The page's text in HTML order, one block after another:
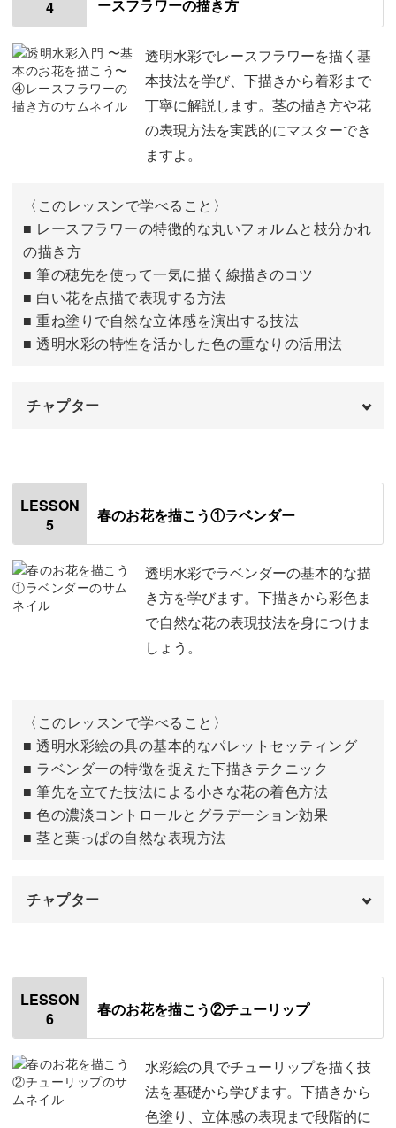
茎を描く
花を描く 09:12
4
ースフラワーの描き方
透明水彩でレースフラワーを描く基
本技法を学び、下描きから着彩まで
丁寧に解説します。茎の描き方や花
の表現方法を実践的にマスターでき
ますよ。
〈このレッスンで学べること〉
■ レースフラワーの特徴的な丸いフォルムと枝分かれ
の描き方
■ 筆の穂先を使って一気に描く線描きのコツ
■ 白い花を点描で表現する方法
■ 重ね塗りで自然な立体感を演出する技法
■ 透明水彩の特性を活かした色の重なりの活用法
チャプター
レースフラワー
下描きをする
茎を描く 04:09
花を描く 11:01
LESSON
5
春のお花を描こう①ラベンダー
透明水彩でラベンダーの基本的な描
き方を学びます。下描きから彩色ま
で自然な花の表現技法を身につけま
しょう。
〈このレッスンで学べること〉
■ 透明水彩絵の具の基本的なパレットセッティング
■ ラベンダーの特徴を捉えた下描きテクニック
■ 筆先を立てた技法による小さな花の着色方法
■ 色の濃淡コントロールとグラデーション効果
■ 茎と葉っぱの自然な表現方法
チャプター
使用材料・道具
ラベンダーの下描きをする
色を塗る 05:26
茎と葉っぱの色を塗る 12:09
LESSON
6
春のお花を描こう②チューリップ
水彩絵の具でチューリップを描く技
法を基礎から学びます。下描きから
色塗り、立体感の表現まで段階的に